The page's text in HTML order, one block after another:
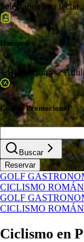
Selecciona una fecha
Huéspedes
1 Habitación – 2
Código Promocional
Buscar
Reservar
GOLF
CICLISMO
GOLF
CICLISMO
Ciclismo en